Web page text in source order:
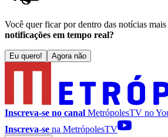
Você quer ficar por dentro das notícias
notificações em tempo real?
Eu quero! Agora não
Inscreva-se no canal MetrópolesTV no
Inscreva-se na MetrópolesTV